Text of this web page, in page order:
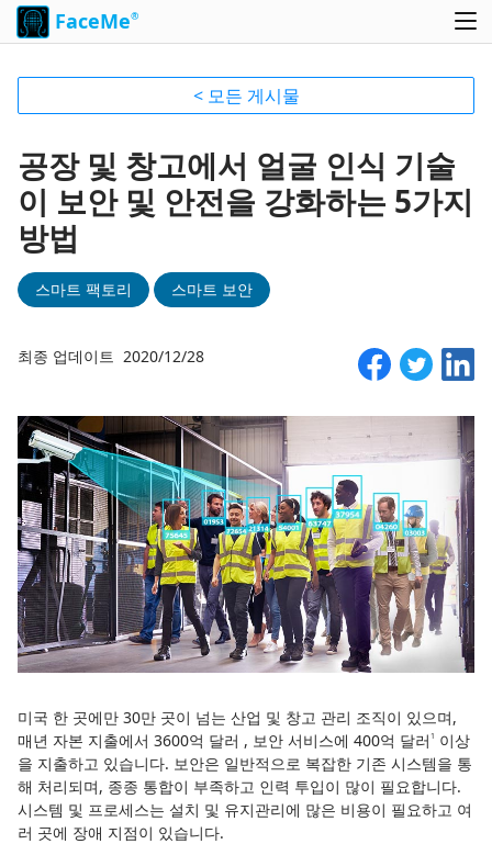
FaceMe®
< 모든 게시물
공장 및 창고에서 얼굴 인식 기술
이 보안 및 안전을 강화하는 5가지
방법
스마트 팩토리 스마트 보안
최종 업데이트 2020/12/28
미국 한 곳에만 30만 곳이 넘는 산업 및 창고 관리 조직이 있으며,
매년 자본 지출에서 3600억 달러 , 보안 서비스에 400억 달러 1
이상
을 지출하고 있습니다. 보안은 일반적으로 복잡한 기존 시스템을 통
해 처리되며, 종종 통합이 부족하고 인력 투입이 많이 필요합니다.
시스템 및 프로세스는 설치 및 유지관리에 많은 비용이 필요하고 여
러 곳에 장애 지점이 있습니다.